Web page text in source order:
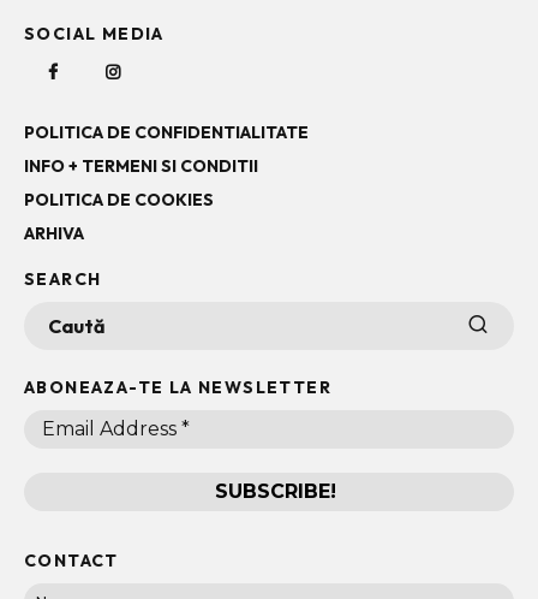
SOCIAL MEDIA
POLITICA DE CONFIDENTIALITATE
INFO + TERMENI SI CONDITII
POLITICA DE COOKIES
ARHIVA
SEARCH
ABONEAZA-TE LA NEWSLETTER
CONTACT